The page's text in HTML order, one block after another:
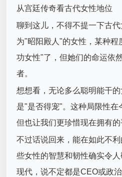
从宫廷传奇看古代女性地位
聊到这儿，不得不提一下古
为"昭阳殿人"的女性，某种程
功女性"了，但她们的命运依
者。
想想看，无论多么聪明能干
是"是否得宠"。这种局限性在
但也让我们更珍惜现在拥有的
不过话说回来，能在如此不
些女性的智慧和韧性确实令
现代，说不定都是CEO或政治